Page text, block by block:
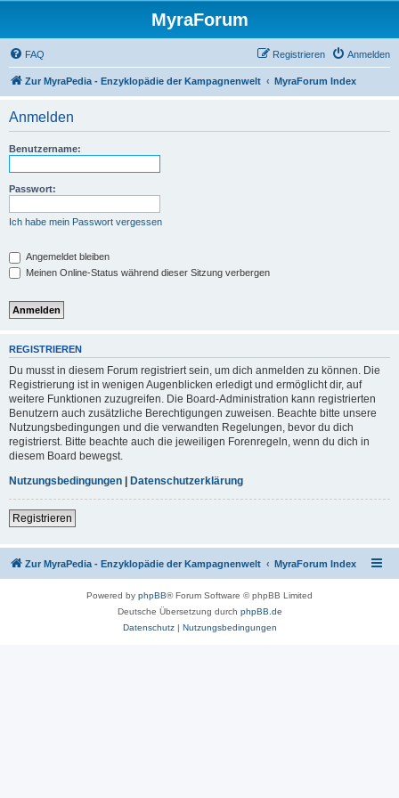
MyraForum
FAQ Anmelden
Registrieren
Zur MyraPedia - Enzyklopädie der Kampagnenwelt MyraForum Index
Anmelden
Benutzername:
Passwort:
Ich habe mein Passwort vergessen
Angemeldet bleiben
Meinen Online-Status während dieser Sitzung verbergen
REGISTRIEREN
Du musst in diesem Forum registriert sein, um dich anmelden zu können. Die
Registrierung ist in wenigen Augenblicken erledigt und ermöglicht dir, auf
weitere Funktionen zuzugreifen. Die Board-Administration kann registrierten
Benutzern auch zusätzliche Berechtigungen zuweisen. Beachte bitte unsere
Nutzungsbedingungen und die verwandten Regelungen, bevor du dich
registrierst. Bitte beachte auch die jeweiligen Forenregeln, wenn du dich in
diesem Board bewegst.
Nutzungsbedingungen | Datenschutzerklärung
Registrieren
Zur MyraPedia - Enzyklopädie der Kampagnenwelt MyraForum Index
Powered by phpBB® Forum Software © phpBB Limited
Deutsche Übersetzung durch phpBB.de
Datenschutz| Nutzungsbedingungen